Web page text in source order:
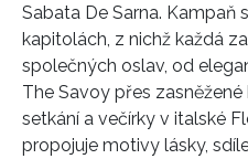
Sabata De Sarna. Kampaň
kapitolách, z nichž každá
společných oslav, od
The Savoy přes
setkání a večírky v italské
propojuje motivy lásky,